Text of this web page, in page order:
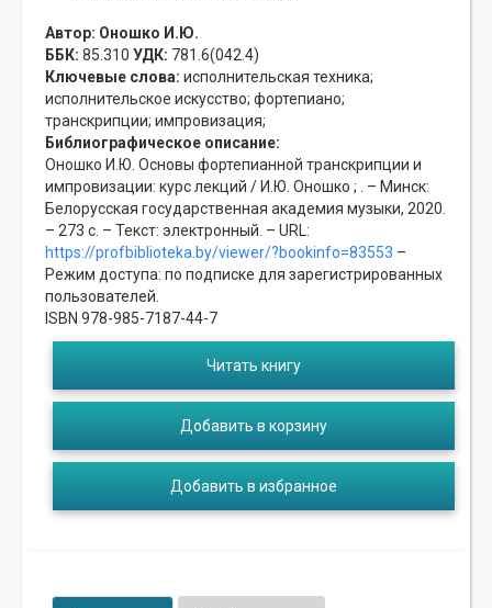
Автор: Оношко И.Ю.
ББК: 85.310 УДК: 781.6(042.4)
Ключевые слова: исполнительская техника;
исполнительское искусство; фортепиано;
транскрипции; импровизация;
Библиографическое описание:
Оношко И.Ю. Основы фортепианной транскрипции и
импровизации: курс лекций / И.Ю. Оношко ; . – Минск:
Белорусская государственная академия музыки, 2020.
– 273 с. – Текст: электронный. – URL:
https://profbiblioteka.by/viewer/?bookinfo=83553 –
Режим доступа: по подписке для зарегистрированных
пользователей.
ISBN 978-985-7187-44-7
Читать книгу
Добавить в корзину
Добавить в избранное